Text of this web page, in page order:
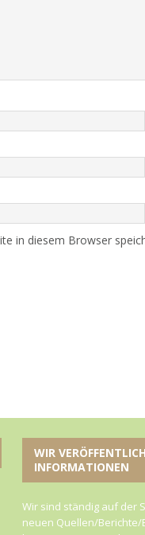
in diesem Browser
WIR
INFORMATIONEN
Wir sind ständig auf der
neuen Quellen/Berichte/